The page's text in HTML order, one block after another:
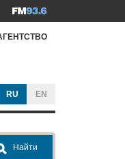
RU EN
Найти